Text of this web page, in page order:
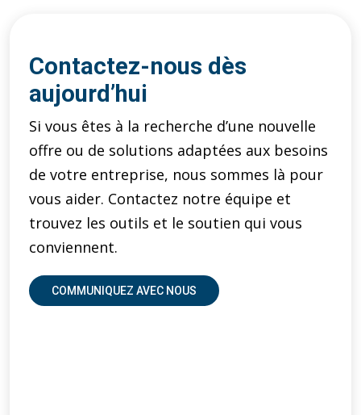
Contactez-nous dès
aujourd’hui
Si vous êtes à la recherche d’une nouvelle
offre ou de solutions adaptées aux besoins
de votre entreprise, nous sommes là pour
vous aider. Contactez notre équipe et
trouvez les outils et le soutien qui vous
conviennent.
COMMUNIQUEZ AVEC NOUS